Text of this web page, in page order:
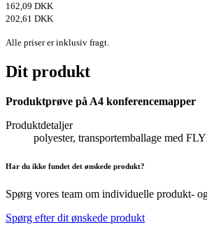
162,09 DKK
202,61 DKK
Alle priser er inklusiv fragt.
Dit produkt
Produktprøve på A4 konferencemapper
Produktdetaljer
polyester, transportemballage med
Har du ikke fundet det ønskede produkt?
Spørg vores team om individuelle produkt-
Spørg efter dit ønskede produkt